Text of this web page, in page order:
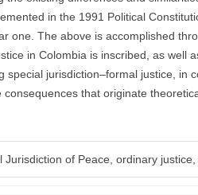
in the 1991 Political
one. The above is accomplished
in Colombia is inscribed, as well
special jurisdiction–formal justice, in
that originate
Jurisdiction of Peace, ordinary